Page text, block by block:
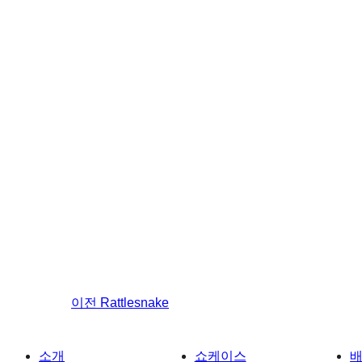
이전 Rattlesnake
소개 쇼케이스